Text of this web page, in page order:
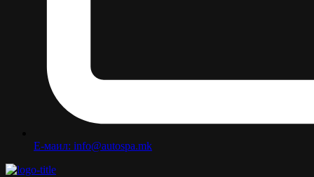
Е-маил: info@autospa.mk